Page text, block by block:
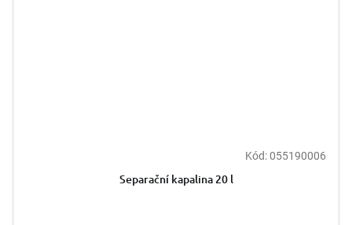
Kód:055190006
Separační kapalina 20 l